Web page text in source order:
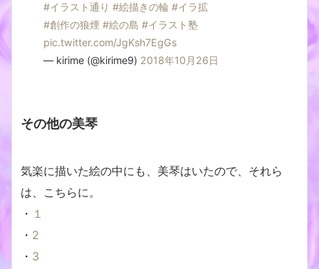
#イラスト通り #絵描きの輪 #イラ拡
#創作の狼煙 #絵の島 #イラスト塾
pic.twitter.com/JgKsh7EgGs
— kirime (@kirime9) 2018年10月26日
その他の美琴
気楽に描いた絵の中にも、美琴はいたので、それら
は、こちらに。
・ １
・ 2
・ 3